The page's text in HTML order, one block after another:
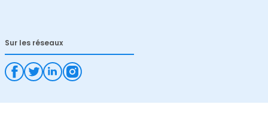
Sur les réseaux